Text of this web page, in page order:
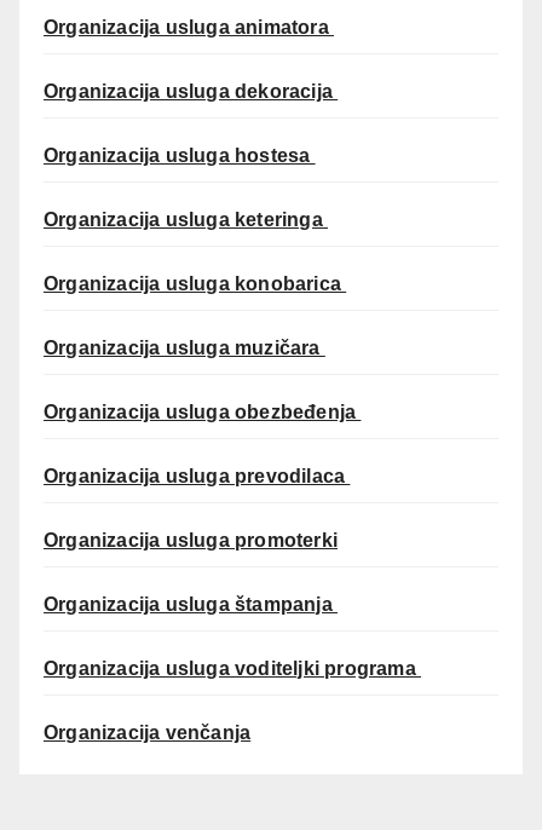
Organizacija usluga animatora
Organizacija usluga dekoracija
Organizacija usluga hostesa
Organizacija usluga keteringa
Organizacija usluga konobarica
Organizacija usluga muzičara
Organizacija usluga obezbeđenja
Organizacija usluga prevodilaca
Organizacija usluga promoterki
Organizacija usluga štampanja
Organizacija usluga voditeljki programa
Organizacija venčanja